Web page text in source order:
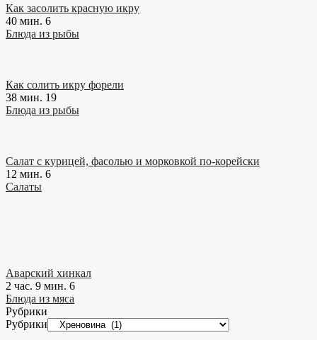
Как засолить красную икру
40 мин. 6
Блюда из рыбы
Как солить икру форели
38 мин. 19
Блюда из рыбы
Салат с курицей, фасолью и морковкой по-корейски
12 мин. 6
Салаты
Аварский хинкал
2 час. 9 мин. 6
Блюда из мяса
Рубрики
Рубрики